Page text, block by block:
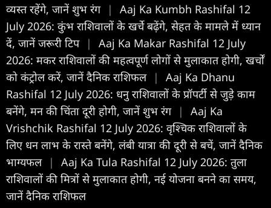
व्यस्त रहेंगे, जानें शुभ रंग |
Aaj Ka Kumbh Rashifal 12
July 2026: कुंभ राशिवालों के खर्चे बढ़ेंगे, सेहत के मामले में ध्यान
दें, जानें जरूरी टिप |
Aaj Ka Makar Rashifal 12 July
2026: मकर राशिवालों की महत्वपूर्ण लोगों से मुलाकात होगी, खर्चों
को कंट्रोल करें, जानें दैनिक राशिफल |
Aaj Ka Dhanu
Rashifal 12 July 2026: धनु राशिवालों के प्रॉपर्टी से जुड़े काम
बनेंगे, मन की चिंता दूरी होगी, जानें शुभ रंग |
Aaj Ka
Vrishchik Rashifal 12 July 2026: वृश्चिक राशिवालों के
लिए धन लाभ के रास्ते बनेंगे, लंबी यात्रा की दूरी से बचें, जानें दैनिक
भाग्यफल |
Aaj Ka Tula Rashifal 12 July 2026: तुला
राशिवालों की मित्रों से मुलाकात होगी, नई योजना बनने का समय,
जानें दैनिक राशिफल